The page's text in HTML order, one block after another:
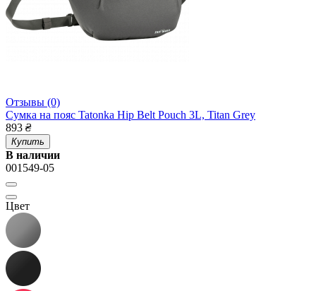
Отзывы (0)
Сумка на пояс Tatonka Hip Belt Pouch 3L, Titan Grey
893 ₴
Купить
В наличии
001549-05
Цвет